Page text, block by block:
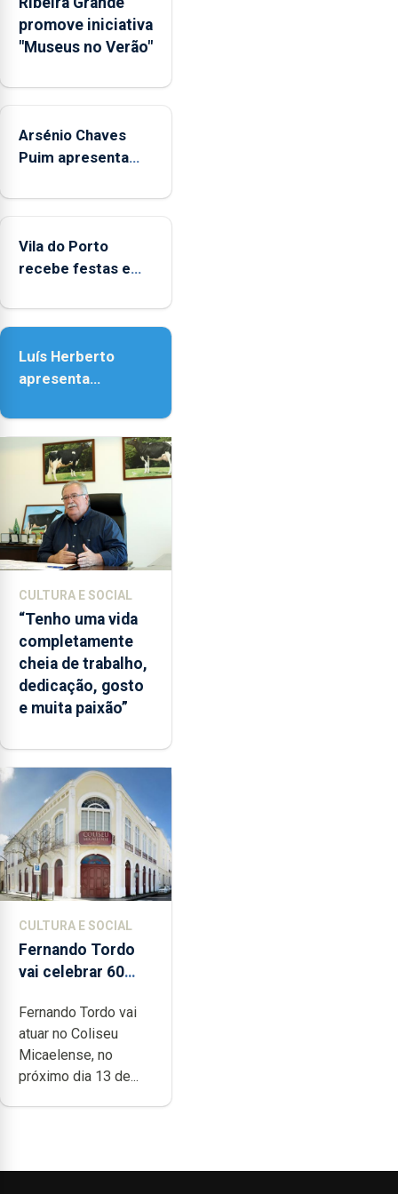
Rede
Municipal
de
aos
durante
o
de
entre
as
e
as
18h00.
promove iniciativa
"Museus no Verão"
Arsénio Chaves
Puim apresenta
de Vila do Porto
Vila do Porto
recebe festas em
Senhora da
Luís Herberto
apresenta
Paisagem’
CULTURA E SOCIAL
“Tenho uma vida
completamente
cheia de trabalho,
dedicação, gosto
e muita paixão”
CULTURA E SOCIAL
Fernando Tordo
vai celebrar 60
no Coliseu
Micaelense
Fernando Tordo vai
atuar no Coliseu
Micaelense, no
próximo dia 13 de...